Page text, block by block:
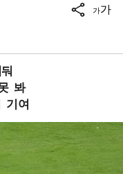
가가
봐
기여